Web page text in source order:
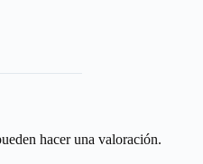
hacer una valoración.